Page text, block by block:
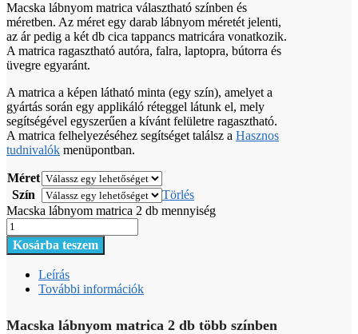
Macska lábnyom matrica választható színben és
méretben. Az méret egy darab lábnyom méretét jelenti,
az ár pedig a két db cica tappancs matricára vonatkozik.
A matrica ragasztható autóra, falra, laptopra, bútorra és
üvegre egyaránt.
A matrica a képen látható minta (egy szín), amelyet a
gyártás során egy applikáló réteggel látunk el, mely
segítségével egyszerűen a kívánt felületre ragasztható.
A matrica felhelyezéséhez segítséget találsz a Hasznos
tudnivalók menüpontban.
Méret
Szín
Törlés
Macska lábnyom matrica 2 db mennyiség
Kosárba teszem
Leírás
További információk
Macska lábnyom matrica 2 db több színben